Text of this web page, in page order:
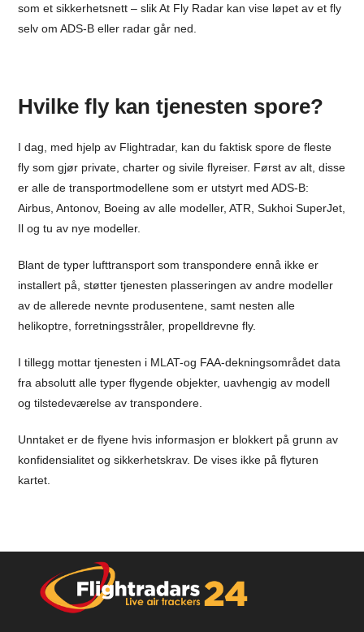
som et sikkerhetsnett – slik At Fly Radar kan vise løpet av et fly
selv om ADS-B eller radar går ned.
Hvilke fly kan tjenesten spore?
I dag, med hjelp av Flightradar, kan du faktisk spore de fleste
fly som gjør private, charter og sivile flyreiser. Først av alt, disse
er alle de transportmodellene som er utstyrt med ADS-B:
Airbus, Antonov, Boeing av alle modeller, ATR, Sukhoi SuperJet,
Il og tu av nye modeller.
Blant de typer lufttransport som transpondere ennå ikke er
installert på, støtter tjenesten plasseringen av andre modeller
av de allerede nevnte produsentene, samt nesten alle
helikoptre, forretningsstråler, propelldrevne fly.
I tillegg mottar tjenesten i MLAT-og FAA-dekningsområdet data
fra absolutt alle typer flygende objekter, uavhengig av modell
og tilstedeværelse av transpondere.
Unntaket er de flyene hvis informasjon er blokkert på grunn av
konfidensialitet og sikkerhetskrav. De vises ikke på flyturen
kartet.